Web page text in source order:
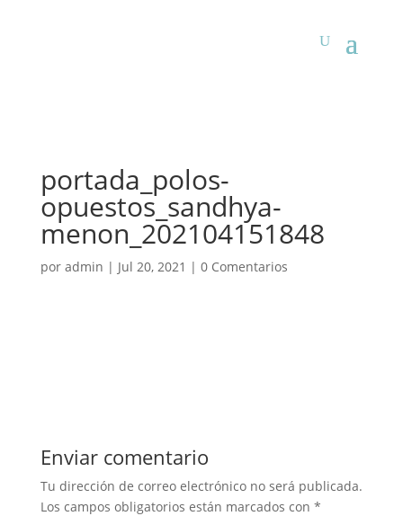
portada_polos-
opuestos_sandhya-
menon_202104151848
por admin | Jul 20, 2021 | 0 Comentarios
Enviar comentario
Tu dirección de correo electrónico no será publicada.
Los campos obligatorios están marcados con *